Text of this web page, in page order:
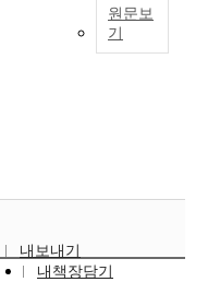
l
원문보
기
기
내보내기
내책장담기